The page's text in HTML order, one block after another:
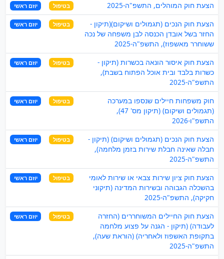
הצעת חוק המוהלים, התשפ"ה-2025 בטיפול יוזם ראשי
הצעת חוק הנכים (תגמולים ושיקום)(תיקון -
החזר בשל אובדן הכנסה לבן משפחה של נכה
ששוחרר מאשפוז), התשפ"ה-2025
בטיפול יוזם ראשי
הצעת חוק איסור הונאה בכשרות (תיקון -
כשרות בלבד ובית אוכל הפתוח בשבת),
התשפ"ה-2025
בטיפול יוזם ראשי
חוק משפחות חיילים שנספו במערכה
(תגמולים ושיקום) (תיקון מס' 47),
התשפ"ו-2026
בטיפול יוזם ראשי
הצעת חוק הנכים (תגמולים ושיקום) (תיקון -
חבלה שאינה חבלת שירות בזמן מלחמה),
התשפ"ה-2025
בטיפול יוזם ראשי
הצעת חוק ציון שירות צבאי או שירות לאומי
בהשכלה הגבוהה ובשירות המדינה (תיקוני
חקיקה), התשפ"ה-2025
בטיפול יוזם ראשי
הצעת חוק החיילים המשוחררים (החזרה
לעבודה) (תיקון - הגנה על פצוע מלחמה
בתקופת האשפוז ולאחריה) (הוראת שעה),
התשפ"ה-2025
בטיפול יוזם ראשי